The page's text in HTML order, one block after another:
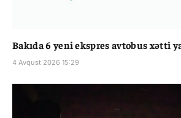
Bakıda 6 yeni ekspres avtobus xətti
4 Avqust 2026 15:29